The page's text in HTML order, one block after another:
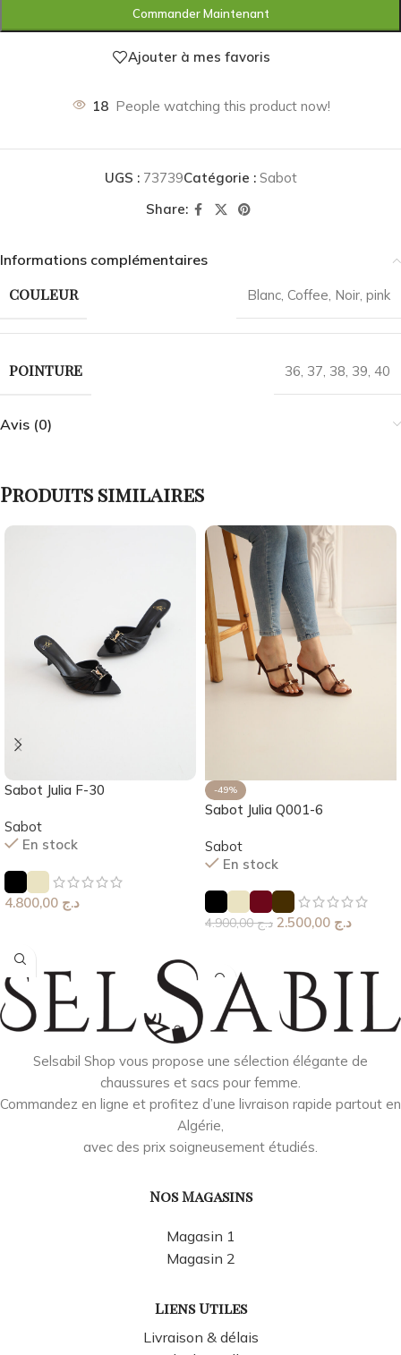
Commander Maintenant
Ajouter à mes favoris
18 People watching this product now!
UGS : 73739Catégorie : Sabot
Share:
Informations complémentaires
COULEUR Blanc Coffee Noir pink
POINTURE 36 37 38 39 40
Avis (0)
Produits similaires
Sabot Julia F-30
Sabot
En stock
د.ج
-49%
Sabot Julia Q001-6
Sabot
En stock
د.ج4.900,00 د.ج
Selsabil Shop vous propose une sélection élégante de
chaussures et sacs pour femme.
Commandez en ligne et profitez d’une livraison rapide partout en
Algérie,
avec des prix soigneusement étudiés.
Nos Magasins
Magasin 1
Magasin 2
Liens Utiles
Livraison & délais